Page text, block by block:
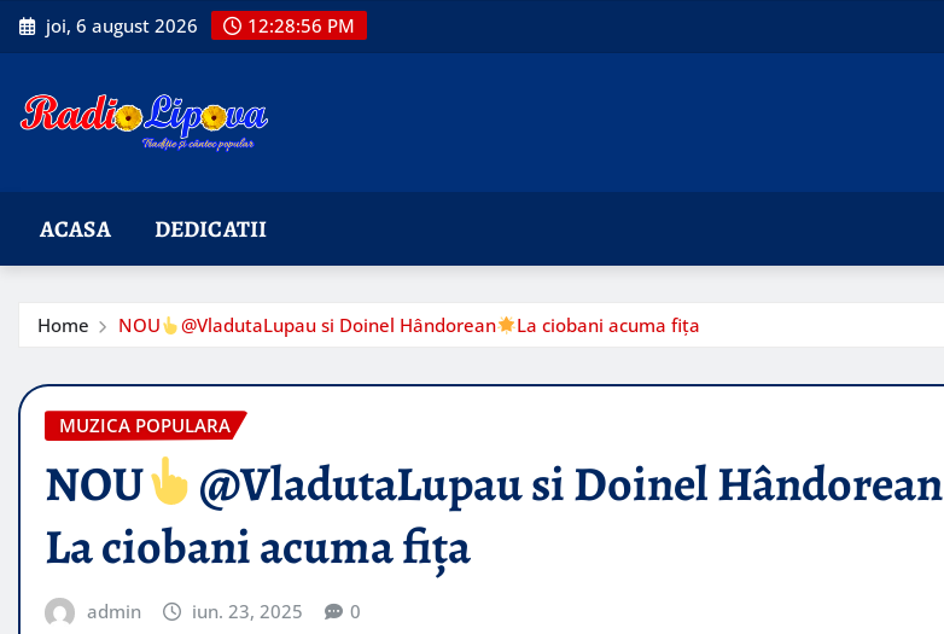
Skip
to
joi, 6 august 2026 12:28:58 PM
ACASA DEDICATII
Home NOU @VladutaLupau si Doinel Hândorean La ciobani acuma fița
MUZICA POPULARA
NOU
@VladutaLupau si Doinel Hândorean
La ciobani acuma fița
admin iun. 23, 2025 0